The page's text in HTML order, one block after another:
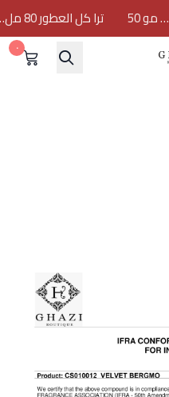
ترا كل العطور 80 مل… مو 50
GHAZI
٠